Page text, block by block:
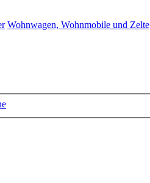
Wohnwagen, Wohnmobile und Zelte